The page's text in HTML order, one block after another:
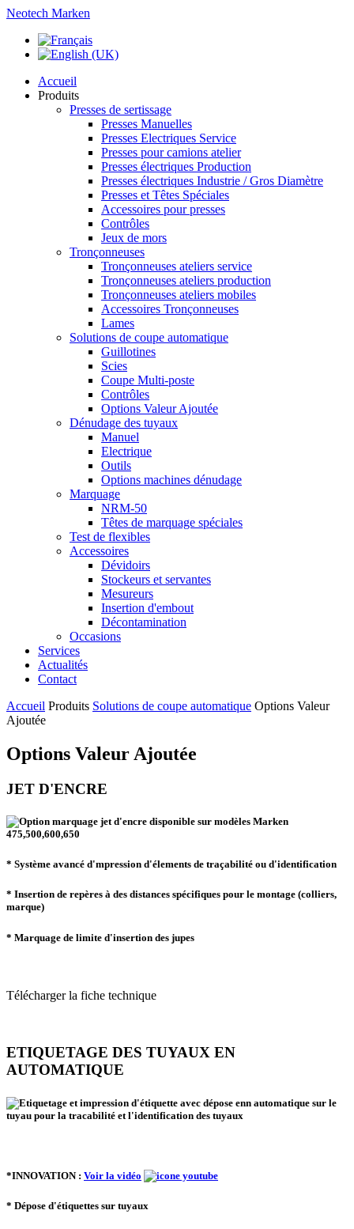
Neotech Marken
Accueil
Produits
Presses de sertissage
Presses Manuelles
Presses Electriques Service
Presses pour camions atelier
Presses électriques Production
Presses électriques Industrie / Gros Diamètre
Presses et Têtes Spéciales
Accessoires pour presses
Contrôles
Jeux de mors
Tronçonneuses
Tronçonneuses ateliers service
Tronçonneuses ateliers production
Tronçonneuses ateliers mobiles
Accessoires Tronçonneuses
Lames
Solutions de coupe automatique
Guillotines
Scies
Coupe Multi-poste
Contrôles
Options Valeur Ajoutée
Dénudage des tuyaux
Manuel
Electrique
Outils
Options machines dénudage
Marquage
NRM-50
Têtes de marquage spéciales
Test de flexibles
Accessoires
Dévidoirs
Stockeurs et servantes
Mesureurs
Insertion d'embout
Décontamination
Occasions
Services
Actualités
Contact
Accueil Produits Solutions de coupe automatique Options Valeur
Ajoutée
Options Valeur Ajoutée
JET D'ENCRE
* Système avancé d'mpression d'élements de traçabilité ou d'identification
* Insertion de repères à des distances spécifiques pour le montage (colliers,
marque)
* Marquage de limite d'insertion des jupes
Télécharger la fiche technique
ETIQUETAGE DES TUYAUX EN
AUTOMATIQUE
*INNOVATION : Voir la vidéo
* Dépose d'étiquettes sur tuyaux